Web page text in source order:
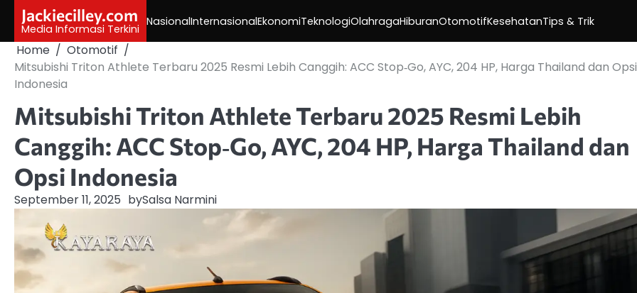
content
Jackiecilley.com
Media Informasi Terkini
NasionalInternasionalEkonomiTeknologiOlahragaHiburanOtomotifKesehatanTips & Trik
Home
Otomotif
Mitsubishi Triton Athlete Terbaru 2025 Resmi Lebih Canggih: ACC Stop‑Go, AYC, 204 HP, Harga Thailand dan Opsi
Indonesia
Mitsubishi Triton Athlete Terbaru 2025 Resmi Lebih
Canggih: ACC Stop‑Go, AYC, 204 HP, Harga Thailand dan
Opsi Indonesia
September 11, 2025 bySalsa Narmini